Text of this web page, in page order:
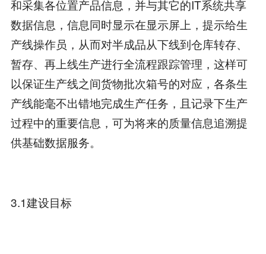
和采集各位置产品信息，并与其它的IT系统共享
数据信息，信息同时显示在显示屏上，提示给生
产线操作员，从而对半成品从下线到仓库转存、
暂存、再上线生产进行全流程跟踪管理，这样可
以保证生产线之间货物批次箱号的对应，各条生
产线能毫不出错地完成生产任务，且记录下生产
过程中的重要信息，可为将来的质量信息追溯提
供基础数据服务。
3.1建设目标